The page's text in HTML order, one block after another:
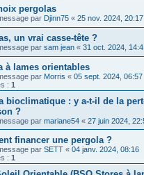
pergolas
par Djinn75 « 25 nov. 2024, 20:17
un vrai casse-tête ?
par sam jean « 31 oct. 2024,
à lames orientables
par Morris « 05 sept. 2024, 06:57
: 1
bioclimatique : y a-t-il de la
?
par mariane54 « 27 juin 2024,
financer une pergola ?
par SETT « 04 janv. 2024, 08:16
: 1